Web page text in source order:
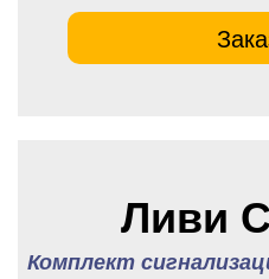
Ливи
Комплект